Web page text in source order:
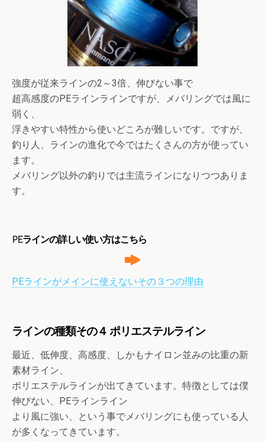
強度が従来ラインの2～3倍、伸びない事で
超高感度のPEラインラインですが、メバリングでは風に
弱く、
浮きやすい特性から使いどころが難しいです。ですが、
釣り人、ラインの進化で今ではたくさんの方が使ってい
ます。
メバリング以外の釣りでは主流ラインになりつつありま
す。
PEラインの詳しい使い方はこちら
PEラインがメインに使えないその３つの理由
ラインの種類その４ ポリエステルライン
最近、低伸度、高感度、しかもナイロン並みの比重の新
素材ライン、
ポリエステルラインが出てきています。特徴としては僕
伸びない、PEラインライン
より風に強い、という事でメバリングにも使っている人
が多くなってきています。